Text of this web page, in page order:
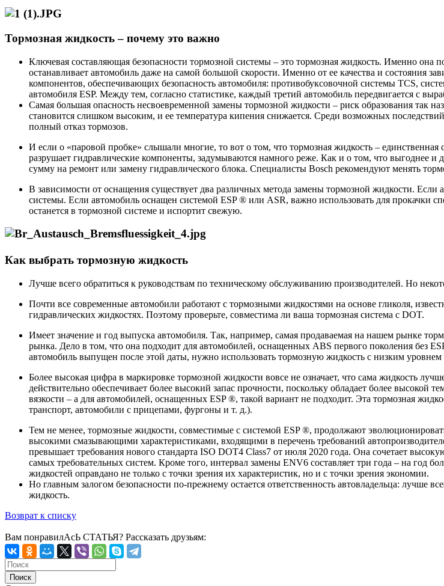
Тормозная жидкость – почему это важно
Ключевая составляющая безопасности тормозной системы – это тормозная жидкость. Именно она
останавливает автомобиль даже на самой большой скорости. Именно от ее качества и состояния
компонентов, обеспечивающих безопасность автомобиля: противобуксовочной системы TCS,
автомобиля ESP. Между тем, согласно статистике, каждый третий автомобиль передвигается с
Самая большая опасность несвоевременной замены тормозной жидкости – риск образования так
становится слишком высоким, и ее температура кипения снижается. Среди возможных
полный отказ тормозов.
И если о «паровой пробке» слышали многие, то вот о том, что тормозная жидкость – единственная
разрушает гидравлические компоненты, задумываются намного реже. Как и о том, что выгоднее
сумму на ремонт или замену гидравлического блока. Специалисты Bosch рекомендуют менять
В зависимости от оснащения существует два различных метода замены тормозной жидкости.
системы. Если автомобиль оснащен системой ESP ® или ASR, важно использовать для прокачки
останется в тормозной системе и испортит свежую.
Как выбрать тормозную жидкость
Лучше всего обратиться к руководствам по техническому обслуживанию производителей. Но
Почти все современные автомобили работают с тормозными жидкостями на основе гликоля,
гидравлических жидкостях. Поэтому проверьте, совместима ли ваша тормозная система с DOT.
Имеет значение и год выпуска автомобиля. Так, например, самая продаваемая на нашем рынке
рынка. Дело в том, что она подходит для автомобилей, оснащенных ABS первого поколения без
автомобиль выпущен после этой даты, нужно использовать тормозную жидкость с низким
Более высокая цифра в маркировке тормозной жидкости вовсе не означает, что сама жидкость
действительно обеспечивает более высокий запас прочности, поскольку обладает более высокой
вязкости – а для автомобилей, оснащенных ESP ®, такой вариант не подходит. Эта тормозная
транспорт, автомобили с прицепами, фургоны и т. д.).
Тем не менее, тормозные жидкости, совместимые с системой ESP ®, продолжают
высокими смазывающими характеристиками, входящими в перечень требований
превышает требования нового стандарта ISO DOT4 Class7 от июля 2020 года. Она сочетает
самых требовательных систем. Кроме того, интервал замены ENV6 составляет три года – на год
жидкостей оправдано не только с точки зрения их характеристик, но и с точки зрения экономии.
Но главным залогом безопасности по-прежнему остается ответственность автовладельца: лучше
жидкость.
Возврат к списку
Вам понравилАсЬ СТАТЬЯ? Рассказать друзьям: